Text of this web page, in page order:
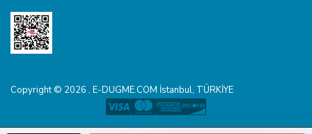
Copyright © 2026 , E-DUGME.COM İstanbul, TÜRKİYE